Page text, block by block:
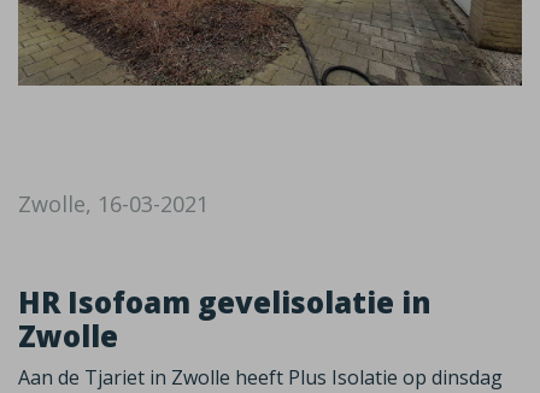
Zwolle, 16-03-2021
HR Isofoam gevelisolatie in
Zwolle
Aan de Tjariet in Zwolle heeft Plus Isolatie op dinsdag